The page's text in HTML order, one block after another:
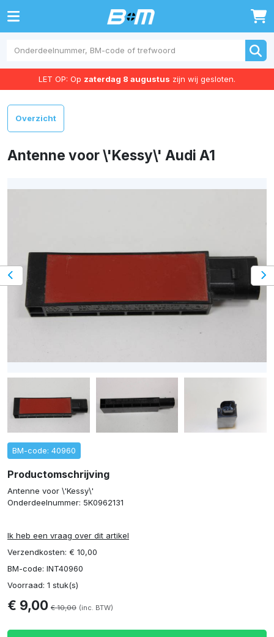
0
LET OP: Op zaterdag 8 augustus zijn wij gesloten.
Overzicht
Antenne voor \'Kessy\' Audi A1
BM-code: 40960
Productomschrijving
Antenne voor \'Kessy\'
Onderdeelnummer: 5K0962131
Ik heb een vraag over dit artikel
Verzendkosten: € 10,00
BM-code: INT40960
Voorraad: 1 stuk(s)
€ 9,00 € 10,00 (inc. BTW)